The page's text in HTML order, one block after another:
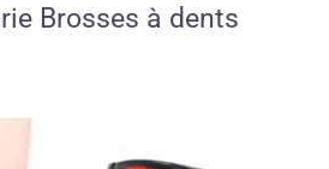
Brosses à dents